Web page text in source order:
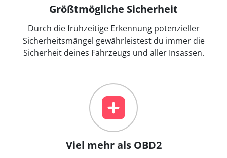
Größtmögliche Sicherheit
Durch die frühzeitige Erkennung potenzieller
Sicherheitsmängel gewährleistest du immer die
Sicherheit deines Fahrzeugs und aller Insassen.
Viel mehr als OBD2